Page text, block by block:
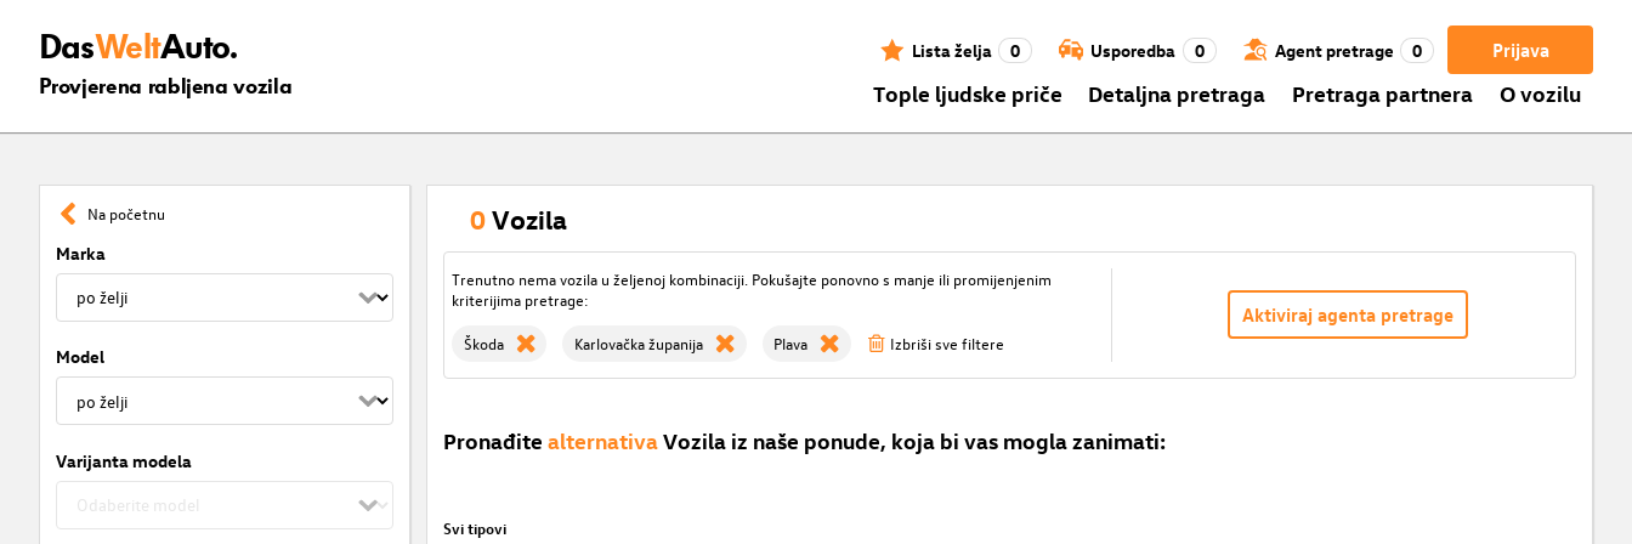
DasWeltAuto.
Provjerena rabljena vozila
Prijava
Lista želja 0 Usporedba 0 Agent pretrage 0
Tople ljudske priče Detaljna pretraga Pretraga partnera O vozilu
Na početnu
Marka
Model
Varijanta modela
0Vozila
Trenutno nema vozila u željenoj kombinaciji. Pokušajte ponovno s manje ili promijenjenim
kriterijima pretrage:
Škoda Karlovačka županija Plava Izbriši sve filtere
Aktiviraj agenta pretrage
Pronađite alternativa Vozila iz naše ponude, koja bi vas mogla zanimati:
Svi tipovi